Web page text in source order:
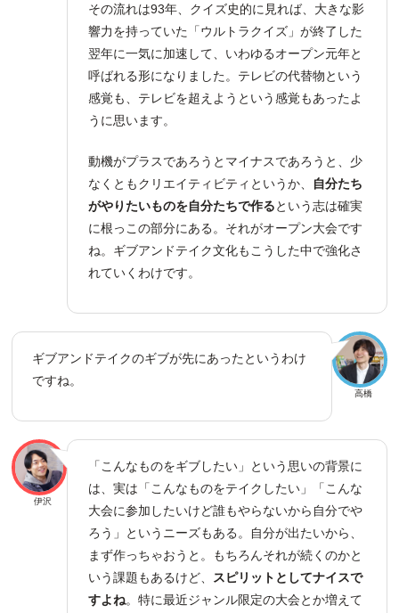
その流れは93年、クイズ史的に見れば、大きな影
響力を持っていた「ウルトラクイズ」が終了した
翌年に一気に加速して、いわゆるオープン元年と
呼ばれる形になりました。テレビの代替物という
感覚も、テレビを超えようという感覚もあったよ
うに思います。
動機がプラスであろうとマイナスであろうと、少
なくともクリエイティビティというか、
自分たち
がやりたいものを自分たちで作るという志は確実
に根っこの部分にある。それがオープン大会です
ね。ギブアンドテイク文化もこうした中で強化さ
れていくわけです。
高橋
ギブアンドテイクのギブが先にあったというわけ
ですね。
伊沢
「こんなものをギブしたい」という思いの背景に
は、実は「こんなものをテイクしたい」「こんな
大会に参加したいけど誰もやらないから自分でや
ろう」というニーズもある。自分が出たいから、
まず作っちゃおうと。もちろんそれが続くのかと
いう課題もあるけど、 スピリットとしてナイスで
すよね。特に最近ジャンル限定の大会とか増えて